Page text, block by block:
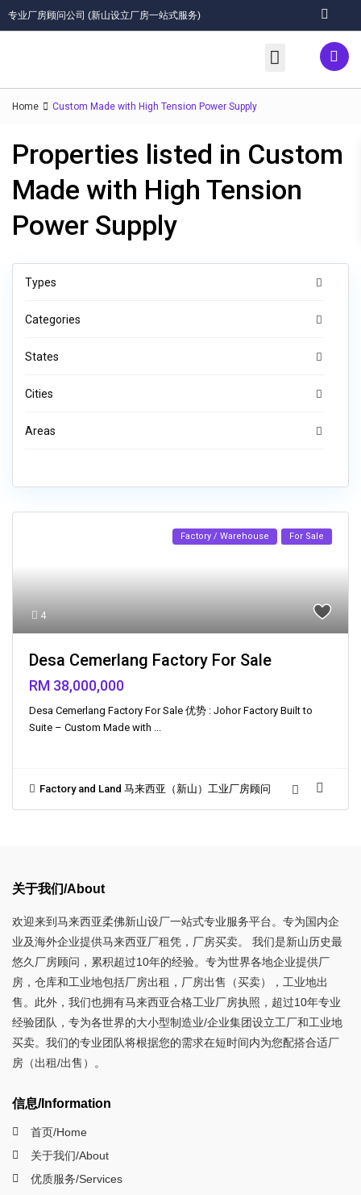
专业厂房顾问公司 (新山设立厂房一站式服务)
Home Custom Made with High Tension Power Supply
Properties listed in Custom
Made with High Tension
Power Supply
Types
Categories
States
Cities
Areas
4
Factory / Warehouse For Sale
Desa Cemerlang Factory For Sale
RM 38,000,000
Desa Cemerlang Factory For Sale 优势 : Johor Factory Built to
Suite – Custom Made with
Factory and Land 马来西亚（新山）工业厂房顾问
关于我们/About
欢迎来到马来西亚柔佛新山设厂一站式专业服务平台。专为国内企
业及海外企业提供马来西亚厂租凭，厂房买卖。 我们是新山历史最
悠久厂房顾问，累积超过10年的经验。专为世界各地企业提供厂
房，仓库和工业地包括厂房出租，厂房出售（买卖），工业地出
售。此外，我们也拥有马来西亚合格工业厂房执照，超过10年专业
经验团队，专为各世界的大小型制造业/企业集团设立工厂和工业地
买卖。我们的专业团队将根据您的需求在短时间内为您配搭合适厂
房（出租/出售）。
信息/Information
首页/Home
关于我们/About
优质服务/Services